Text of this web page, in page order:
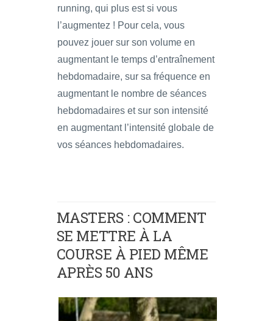
running, qui plus est si vous
l’augmentez ! Pour cela, vous
pouvez jouer sur son volume en
augmentant le temps d’entraînement
hebdomadaire, sur sa fréquence en
augmentant le nombre de séances
hebdomadaires et sur son intensité
en augmentant l’intensité globale de
vos séances hebdomadaires.
MASTERS : COMMENT
SE METTRE À LA
COURSE À PIED MÊME
APRÈS 50 ANS